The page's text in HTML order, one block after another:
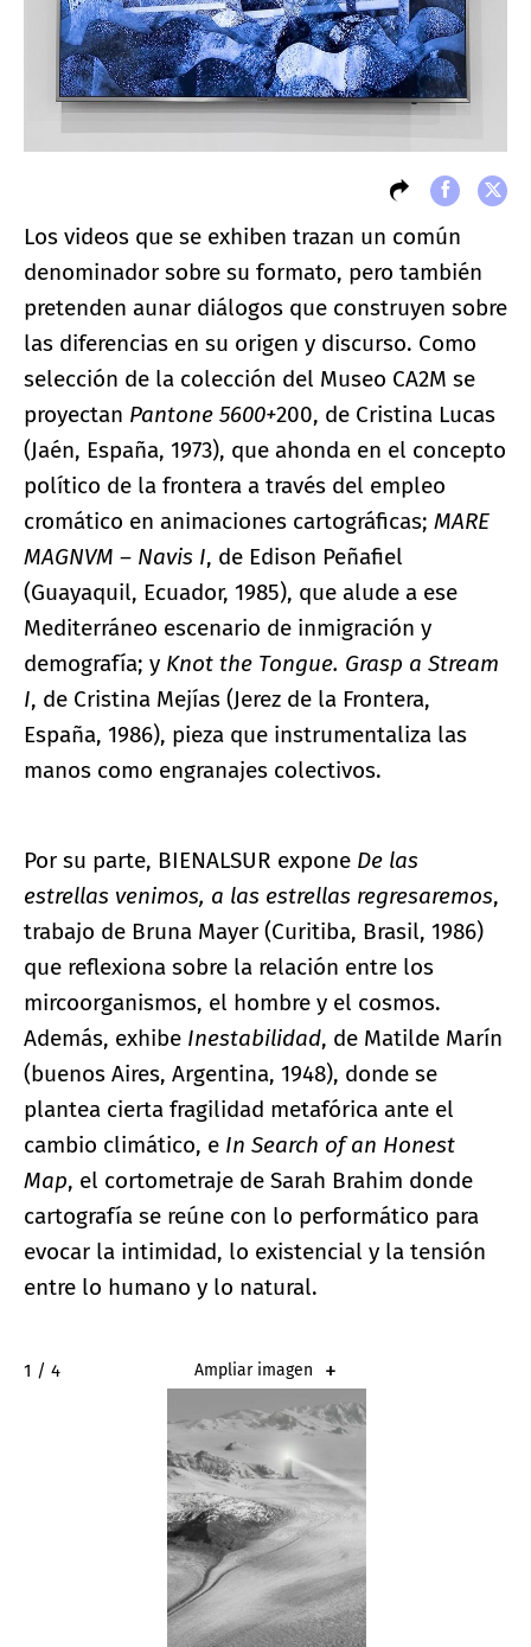
Los videos que se exhiben trazan un común
denominador sobre su formato, pero también
pretenden aunar diálogos que construyen sobre
las diferencias en su origen y discurso. Como
selección de la colección del Museo CA2M se
proyectan Pantone 5600+200, de Cristina Lucas
(Jaén, España, 1973), que ahonda en el concepto
político de la frontera a través del empleo
cromático en animaciones cartográficas; MARE
MAGNVM – Navis I, de Edison Peñafiel
(Guayaquil, Ecuador, 1985), que alude a ese
Mediterráneo escenario de inmigración y
demografía; y Knot the Tongue. Grasp a Stream
I, de Cristina Mejías (Jerez de la Frontera,
España, 1986), pieza que instrumentaliza las
manos como engranajes colectivos.
Por su parte, BIENALSUR expone De las
estrellas venimos, a las estrellas regresaremos,
trabajo de Bruna Mayer (Curitiba, Brasil, 1986)
que reflexiona sobre la relación entre los
mircoorganismos, el hombre y el cosmos.
Además, exhibe Inestabilidad, de Matilde Marín
(buenos Aires, Argentina, 1948), donde se
plantea cierta fragilidad metafórica ante el
cambio climático, e In Search of an Honest
Map, el cortometraje de Sarah Brahim donde
cartografía se reúne con lo performático para
evocar la intimidad, lo existencial y la tensión
entre lo humano y lo natural.
2 / 4 Ampliar imagen